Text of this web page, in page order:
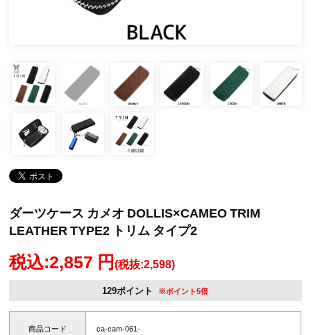
ダーツケース カメオ DOLLIS×CAMEO TRIM
LEATHER TYPE2 トリム タイプ2
税込:2,857 円(税抜:2,598)
129ポイント ※ポイント5倍
商品コード ca-cam-061-